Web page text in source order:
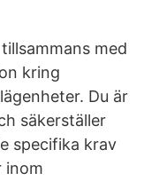
med
kring
Du är
säkerställer
specifika krav
inom